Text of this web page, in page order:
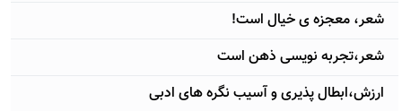
شعر، معجزه ی خیال است!
شعر،تجربه نویسی ذهن است
ارزش،ابطال پذیری و آسیب نگره های ادبی